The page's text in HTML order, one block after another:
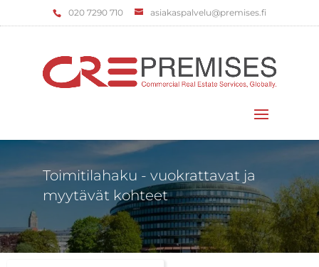
‌020 7290 710 asiakaspalvelu@premises.fi
Toimitilahaku - vuokrattavat ja
myytävät kohteet